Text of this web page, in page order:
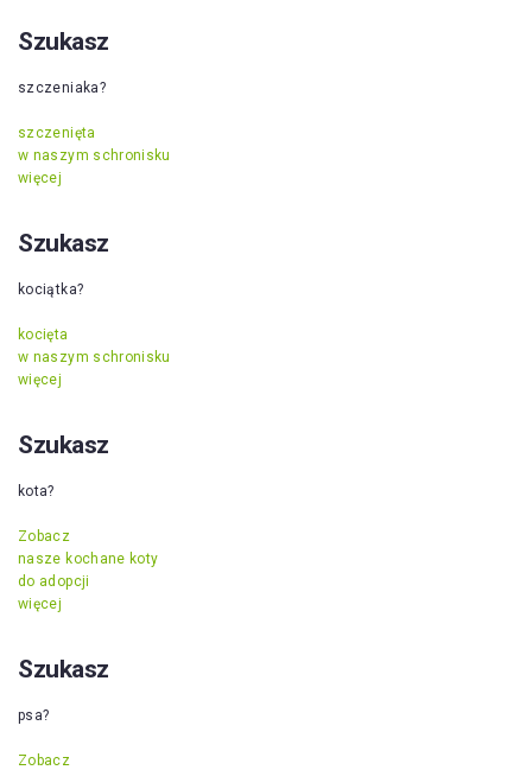
Szukasz
szczeniaka?
szczenięta
w naszym schronisku
więcej
Szukasz
kociątka?
kocięta
w naszym schronisku
więcej
Szukasz
kota?
Zobacz
nasze kochane koty
do adopcji
więcej
Szukasz
psa?
Zobacz